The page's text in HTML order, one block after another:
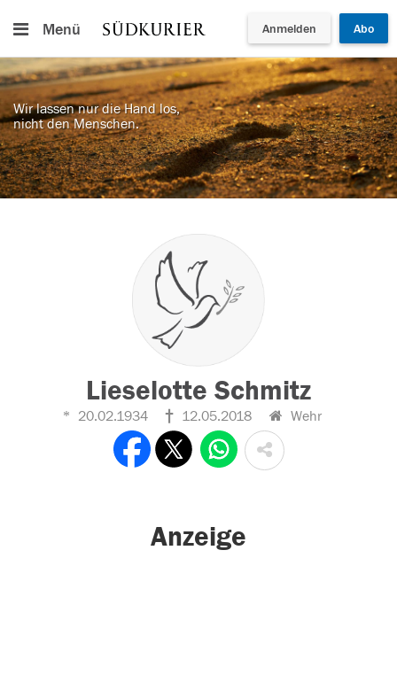
Menü Anmelden Abo
Wir lassen nur die Hand los,
nicht den Menschen.
Lieselotte Schmitz
20.02.1934 12.05.2018 Wehr
Anzeige